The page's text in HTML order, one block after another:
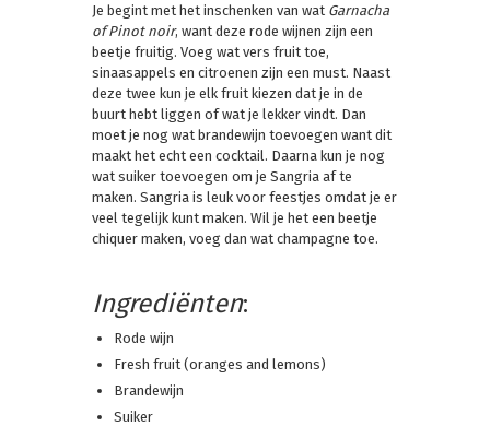
Je begint met het inschenken van wat Garnacha
of Pinot noir, want deze rode wijnen zijn een
beetje fruitig. Voeg wat vers fruit toe,
sinaasappels en citroenen zijn een must. Naast
deze twee kun je elk fruit kiezen dat je in de
buurt hebt liggen of wat je lekker vindt. Dan
moet je nog wat brandewijn toevoegen want dit
maakt het echt een cocktail. Daarna kun je nog
wat suiker toevoegen om je Sangria af te
maken. Sangria is leuk voor feestjes omdat je er
veel tegelijk kunt maken. Wil je het een beetje
chiquer maken, voeg dan wat champagne toe.
Ingrediënten:
Rode wijn
Fresh fruit (oranges and lemons)
Brandewijn
Suiker